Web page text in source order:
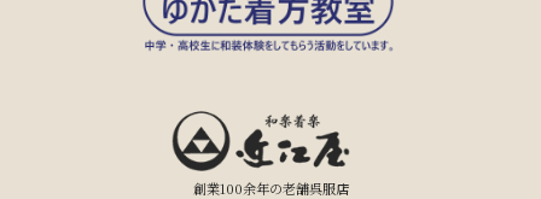
創業100余年の老舗呉服店